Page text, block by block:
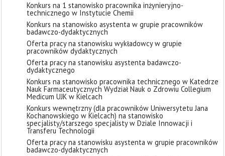
Konkurs na 1 stanowisko pracownika inżynieryjno-
technicznego w Instytucie Chemii
Konkurs na stanowisko asystenta w grupie pracowników
badawczo-dydaktycznych
Oferta pracy na stanowisku wykładowcy w grupie
pracowników dydaktycznych
Oferta pracy na stanowisku asystenta badawczo-
dydaktycznego
Konkurs na stanowisko pracownika technicznego w Katedrze
Nauk Farmaceutycznych Wydział Nauk o Zdrowiu Collegium
Medicum UJK w Kielcach
Konkurs wewnętrzny (dla pracowników Uniwersytetu Jana
Kochanowskiego w Kielcach) na stanowisko
specjalisty/starszego specjalisty w Dziale Innowacji i
Transferu Technologii
Oferta pracy na stanowisku asystenta w grupie pracowników
badawczo-dydaktycznych